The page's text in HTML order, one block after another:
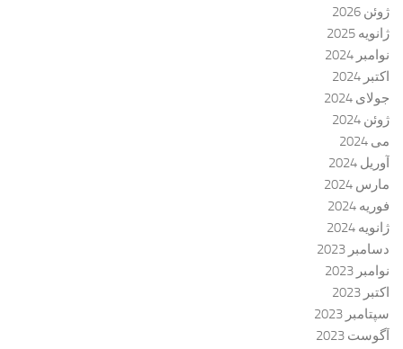
ژوئن 2026
ژانویه 2025
نوامبر 2024
اکتبر 2024
جولای 2024
ژوئن 2024
می 2024
آوریل 2024
مارس 2024
فوریه 2024
ژانویه 2024
دسامبر 2023
نوامبر 2023
اکتبر 2023
سپتامبر 2023
آگوست 2023